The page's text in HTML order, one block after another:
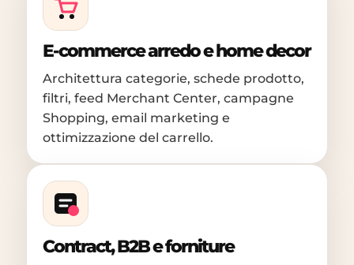
E-commerce arredo e home decor
Architettura categorie, schede prodotto,
filtri, feed Merchant Center, campagne
Shopping, email marketing e
ottimizzazione del carrello.
Contract, B2B e forniture